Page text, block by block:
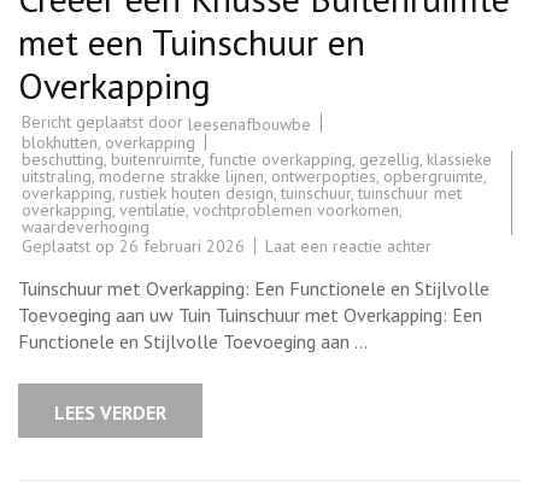
met een Tuinschuur en
Overkapping
Bericht geplaatst door leesenafbouwbe
blokhutten, overkapping
beschutting, buitenruimte, functie overkapping, gezellig, klassieke
uitstraling,moderne strakke lijnen, ontwerpopties, opbergruimte,
overkapping, rustiek houten design,tuinschuur,tuinschuur met
overkapping, ventilatie, vochtproblemen voorkomen,
waardeverhoging
Geplaatst op 26 februari 2026 Laat een reactie achterop
een
Knusse
Buitenruimte
met
Tuinschuur met Overkapping: Een Functionele en Stijlvolle
Toevoeging aan uw Tuin Tuinschuur met Overkapping: Een
Functionele en Stijlvolle Toevoeging aan …
LEES VERDER